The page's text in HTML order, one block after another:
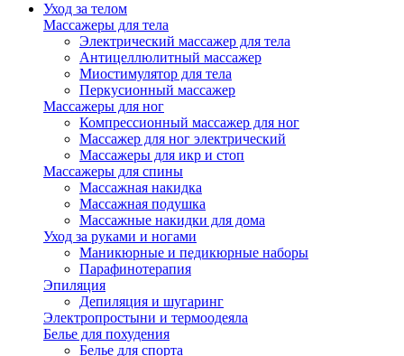
Уход за телом
Массажеры для тела
Электрический массажер для тела
Антицеллюлитный массажер
Миостимулятор для тела
Перкусионный массажер
Массажеры для ног
Компрессионный массажер для ног
Массажер для ног электрический
Массажеры для икр и стоп
Массажеры для спины
Массажная накидка
Массажная подушка
Массажные накидки для дома
Уход за руками и ногами
Маникюрные и педикюрные наборы
Парафинотерапия
Эпиляция
Депиляция и шугаринг
Электропростыни и термоодеяла
Белье для похудения
Белье для спорта